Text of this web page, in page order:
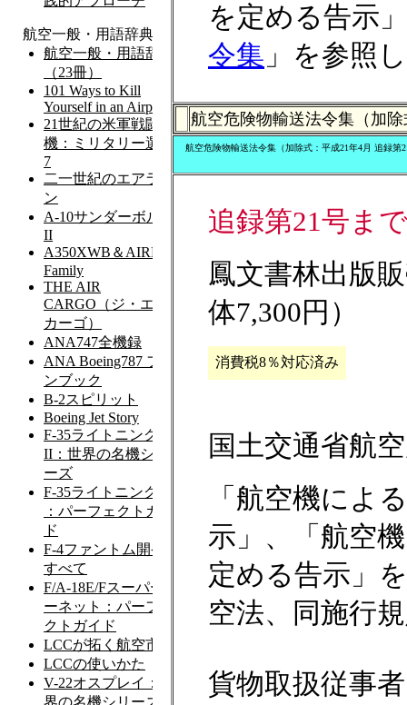
を定める告示
令集 」を参照
航空危険物輸送法令集（加
航空危険物輸送法令集（加除式：平成21年4月 追録第
追録第21号ま
鳳文書林出版
体7,300円）
消費税8％対応済み
国土交通省航
「航空機によ
示」、「航空
定める告示」
空法、同施行
貨物取扱従事